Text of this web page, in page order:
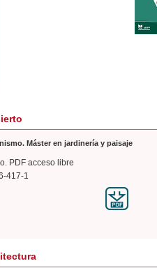
Máster en jardinería y paisaje
PDF acceso libre
417-1